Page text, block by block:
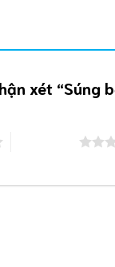
xét “Súng